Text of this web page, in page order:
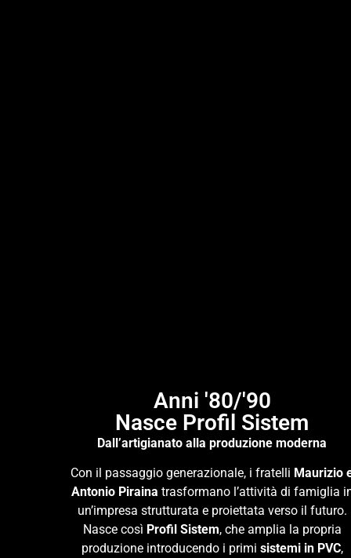
Anni '80/'90
Nasce Profil Sistem
Dall’artigianato alla produzione moderna
Con il passaggio generazionale, i fratelli Maurizio
Antonio Piraina trasformano l’attività di famiglia
un’impresa strutturata e proiettata verso il futuro.
Nasce così Profil Sistem, che amplia la propria
produzione introducendo i primi sistemi in PVC,